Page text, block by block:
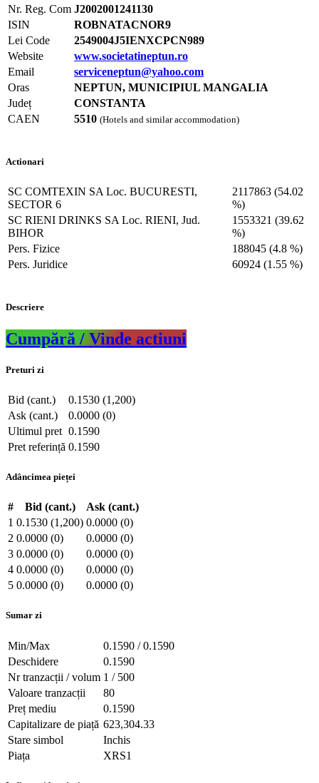
Nr. Reg. Com J2002001241130
ISIN
ROBNATACNOR9
Lei Code
2549004J5IENXCPCN989
Website
www.societatineptun.ro
Email
serviceneptun@yahoo.com
Oras
NEPTUN, MUNICIPIUL MANGALIA
Județ
CONSTANTA
CAEN
5510 (Hotels and similar accommodation)
Actionari
SC COMTEXIN SA Loc. BUCURESTI,
SECTOR 6
2117863 (54.02
%)
SC RIENI DRINKS SA Loc. RIENI, Jud.
BIHOR
1553321 (39.62
%)
Pers. Fizice
188045 (4.8 %)
Pers. Juridice
60924 (1.55 %)
Descriere
Cumpără / Vinde actiuni
Preturi zi
Bid (cant.)
0.1530 (1,200)
Ask (cant.)
0.0000 (0)
Ultimul pret 0.1590
Pret referință 0.1590
Adâncimea pieței
# Bid (cant.)
Ask (cant.)
1 0.1530 (1,200) 0.0000 (0)
2 0.0000 (0)
0.0000 (0)
3 0.0000 (0)
0.0000 (0)
4 0.0000 (0)
0.0000 (0)
5 0.0000 (0) 0.0000 (0)
Sumar zi
Min/Max
0.1590 / 0.1590
Deschidere
0.1590
Nr tranzacții / volum 1 / 500
Valoare tranzacții
80
Preț mediu
0.1590
Capitalizare de piață 623,304.33
Stare simbol
Inchis
Piața
XRS1